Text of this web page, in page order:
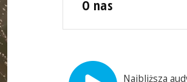
O nas
Najbliższa